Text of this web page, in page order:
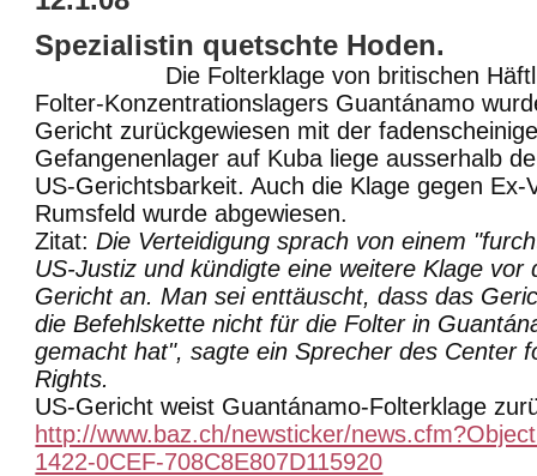
Spezialistin quetschte Hoden.
Die Folterklage von britischen
Folter-Konzentrationslagers Guantánamo
Gericht zurückgewiesen mit der
Gefangenenlager auf Kuba liege ausserhalb
US-Gerichtsbarkeit. Auch die Klage gegen Ex-
Rumsfeld wurde abgewiesen.
Zitat: Die Verteidigung sprach von einem
US-Justiz und kündigte eine weitere Klage vor
Gericht an. Man sei enttäuscht, dass das
die Befehlskette nicht für die Folter in
gemacht hat", sagte ein Sprecher des Center
Rights.
US-Gericht weist Guantánamo-Folterklage
http://www.baz.ch/newsticker/
1422-0CEF-708C8E807D115920